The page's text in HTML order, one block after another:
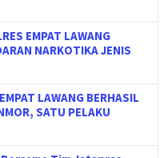
EMPAT LAWANG
NARKOTIKA JENIS
LAWANG BERHASIL
SATU PELAKU